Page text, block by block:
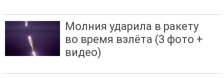
Молния ударила в ракету
во время взлёта (3 фото +
видео)